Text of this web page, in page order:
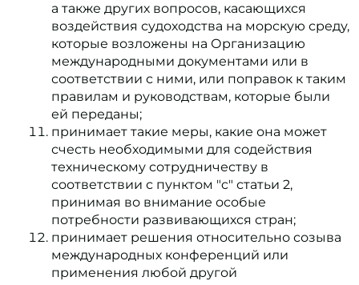
а также других вопросов, касающихся
воздействия судоходства на морскую среду,
которые возложены на Организацию
международными документами или в
соответствии с ними, или поправок к таким
правилам и руководствам, которые были
ей переданы;
принимает такие меры, какие она может
счесть необходимыми для содействия
техническому сотрудничеству в
соответствии с пунктом "c" статьи 2,
принимая во внимание особые
потребности развивающихся стран;
принимает решения относительно созыва
международных конференций или
применения любой другой